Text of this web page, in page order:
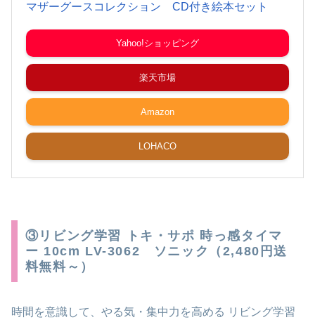
マザーグースコレクション CD付き絵本セット
Yahoo!ショッピング
楽天市場
Amazon
LOHACO
③リビング学習 トキ・サポ 時っ感タイマ
ー 10cm LV-3062 ソニック（2,480円送
料無料～）
時間を意識して、やる気・集中力を高める リビング学習